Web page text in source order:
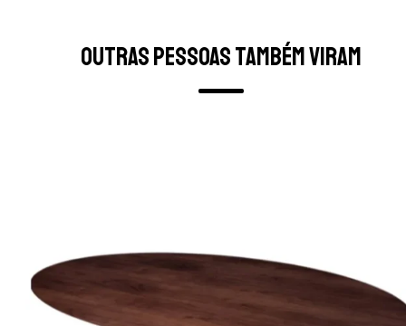
Outras pessoas também viram